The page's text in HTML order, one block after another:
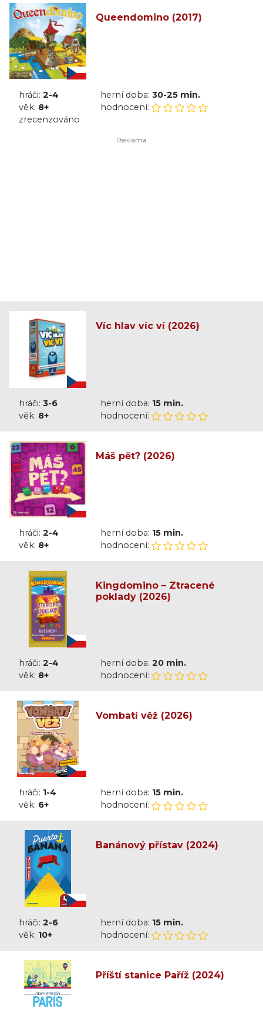
Queendomino (2017)
hráči: 2-4 herní doba: 30-25 min.
věk: 8+
hodnocení:
zrecenzováno
Víc hlav víc ví (2026)
hráči: 3-6 herní doba: 15 min.
věk: 8+ hodnocení:
Máš pět? (2026)
hráči: 2-4 herní doba: 15 min.
věk: 8+ hodnocení:
Kingdomino – Ztracené
poklady (2026)
hráči: 2-4 herní doba: 20 min.
věk: 8+ hodnocení:
Vombatí věž (2026)
hráči: 1-4 herní doba: 15 min.
věk: 6+ hodnocení:
Banánový přístav (2024)
hráči: 2-6 herní doba: 15 min.
věk: 10+ hodnocení:
Příští stanice Paříž (2024)